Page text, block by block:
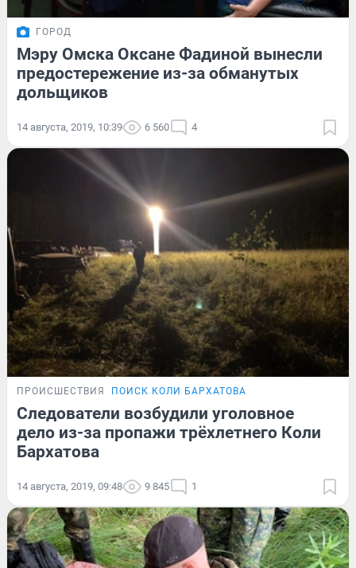
ГОРОД
Мэру Омска Оксане Фадиной вынесли
предостережение из-за обманутых
дольщиков
14 августа, 2019, 10:39 6 560 4
ПРОИСШЕСТВИЯ ПОИСК КОЛИ БАРХАТОВА
Следователи возбудили уголовное
дело из-за пропажи трёхлетнего Коли
Бархатова
14 августа, 2019, 09:48 9 845 1